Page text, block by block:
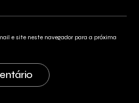
e site neste navegador para a próxima